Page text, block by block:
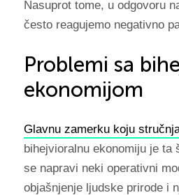
Nasuprot tome, u odgovoru
često reagujemo negativno
Problemi sa
ekonomijom
Glavnu zamerku koju
bihejvioralnu ekonomiju je ta
se napravi neki operativni
objašnjenje ljudske prirode i